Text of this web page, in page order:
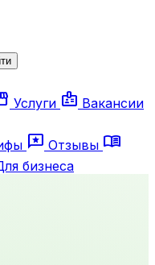
Услуги badge Вакансии
reviews Отзывы menu_book
бизнеса